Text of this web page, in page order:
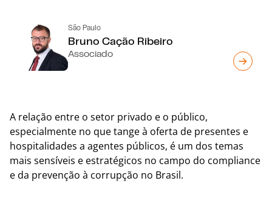
São Paulo
Bruno Cação Ribeiro
Associado
A relação entre o setor privado e o público,
especialmente no que tange à oferta de presentes e
hospitalidades a agentes públicos, é um dos temas
mais sensíveis e estratégicos no campo do compliance
e da prevenção à corrupção no Brasil.